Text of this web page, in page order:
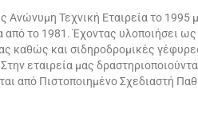
Τεχνική Εταιρεία το 1995
από το 1981. Έχοντας υλοποιήσει
καθώς και σιδηροδρομικές
εταιρεία μας
από Πιστοποιημένο Σχεδιαστή